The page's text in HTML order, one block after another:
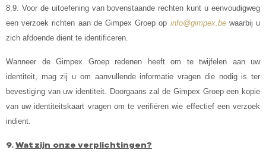
8.9. Voor de uitoefening van bovenstaande rechten kunt u eenvoudigweg
een verzoek richten aan de Gimpex Groep op info@gimpex.be waarbij u
zich afdoende dient te identificeren.
Wanneer de Gimpex Groep redenen heeft om te twijfelen aan uw
identiteit, mag zij u om aanvullende informatie vragen die nodig is ter
bevestiging van uw identiteit. Doorgaans zal de Gimpex Groep een kopie
van uw identiteitskaart vragen om te verifiëren wie effectief een verzoek
indient.
9.Wat zijn onze verplichtingen?